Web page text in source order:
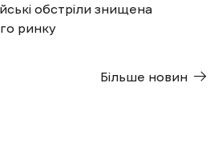
обстріли знищена
ринку
Більше новин